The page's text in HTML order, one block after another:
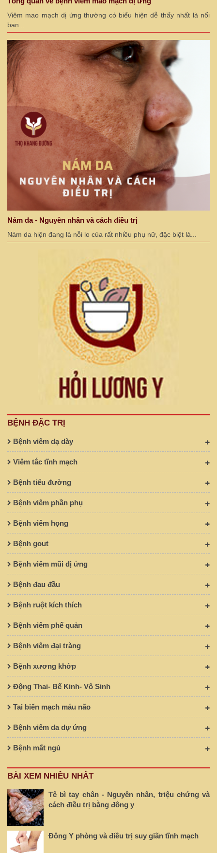
Viêm mao mạch dị ứng thường có biểu hiện dễ thấy nhất là nổi
ban...
Nám da - Nguyên nhân và cách điều trị
Nám da hiện đang là nỗi lo của rất nhiều phụ nữ, đặc biệt là...
BỆNH ĐẶC TRỊ
Bệnh viêm dạ dày
Viêm tắc tĩnh mạch
Bệnh tiểu đường
Bệnh viêm phần phụ
Bệnh viêm họng
Bệnh gout
Bệnh viêm mũi dị ứng
Bệnh đau đầu
Bệnh ruột kích thích
Bệnh viêm phế quản
Bệnh viêm đại tràng
Bệnh xương khớp
Động Thai- Bế Kinh- Vô Sinh
Tai biến mạch máu não
Bệnh viêm da dự ứng
Bệnh mất ngủ
BÀI XEM NHIỀU NHẤT
Tê bì tay chân - Nguyên nhân, triệu chứng và
cách điều trị bằng đông y
Đông Y phòng và điều trị suy giãn tĩnh mạch